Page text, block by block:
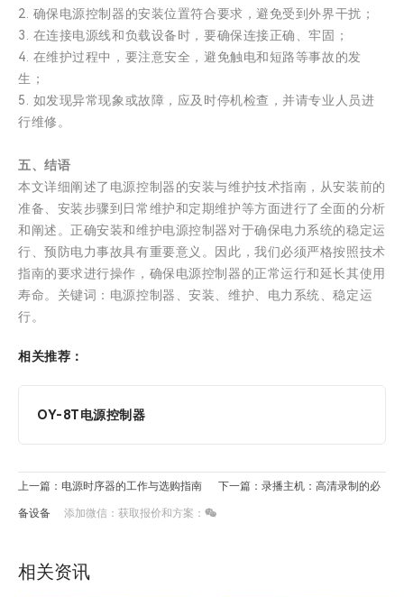
2. 确保电源控制器的安装位置符合要求，避免受到外界干扰；
3. 在连接电源线和负载设备时，要确保连接正确、牢固；
4. 在维护过程中，要注意安全，避免触电和短路等事故的发
生；
5. 如发现异常现象或故障，应及时停机检查，并请专业人员进
行维修。
五、结语
本文详细阐述了电源控制器的安装与维护技术指南，从安装前的
准备、安装步骤到日常维护和定期维护等方面进行了全面的分析
和阐述。正确安装和维护电源控制器对于确保电力系统的稳定运
行、预防电力事故具有重要意义。因此，我们必须严格按照技术
指南的要求进行操作，确保电源控制器的正常运行和延长其使用
寿命。关键词：电源控制器、安装、维护、电力系统、稳定运
行。
相关推荐：
OY-8T电源控制器
上一篇：电源时序器的工作与选购指南 下一篇：录播主机：高清录制的必
备设备 添加微信：获取报价和方案：
相关资讯